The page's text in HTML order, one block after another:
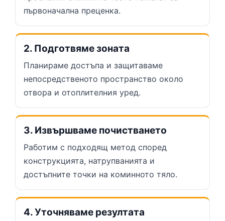
първоначална преценка.
2. Подготвяме зоната
Планираме достъпа и защитаваме
непосредственото пространство около
отвора и отоплителния уред.
3. Извършваме почистването
Работим с подходящ метод според
конструкцията, натрупванията и
достъпните точки на коминното тяло.
4. Уточняваме резултата